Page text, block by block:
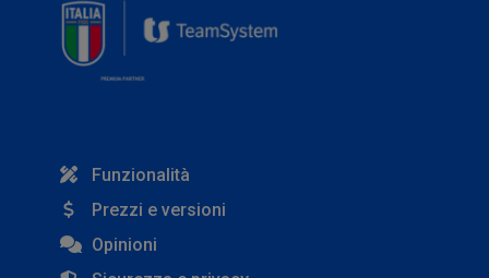
Funzionalità
Prezzi e versioni
Opinioni